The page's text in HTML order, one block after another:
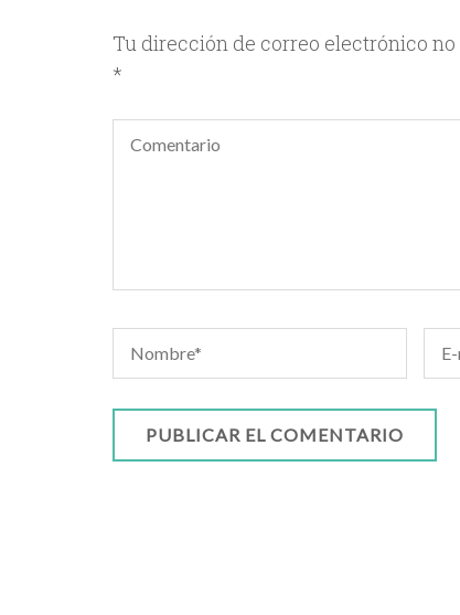
Tu dirección de correo electrónico
*